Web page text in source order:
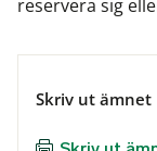
Skriv ut ämnet
reservera sig